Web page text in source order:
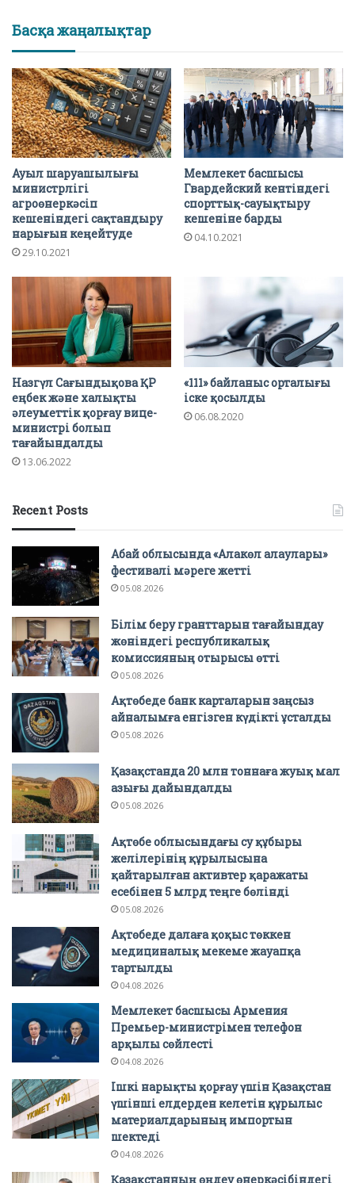
Басқа жаңалықтар
Ауыл шаруашылығы
министрлігі
агроөнеркәсіп
кешеніндегі сақтандыру
нарығын кеңейтуде
29.10.2021
Мемлекет басшысы
Гвардейский кентіндегі
спорттық-сауықтыру
кешеніне барды
04.10.2021
Назгүл Сағындықова ҚР
еңбек және халықты
әлеуметтік қорғау вице-
министрі болып
тағайындалды
13.06.2022
«111» байланыс орталығы
іске қосылды
06.08.2020
Recent Posts
Абай облысында «Алакөл алаулары»
фестивалі мәреге жетті
05.08.2026
Білім беру гранттарын тағайындау
жөніндегі республикалық
комиссияның отырысы өтті
05.08.2026
Ақтөбеде банк карталарын заңсыз
айналымға енгізген күдікті ұсталды
05.08.2026
Қазақстанда 20 млн тоннаға жуық мал
азығы дайындалды
05.08.2026
Ақтөбе облысындағы су құбыры
желілерінің құрылысына
қайтарылған активтер қаражаты
есебінен 5 млрд теңге бөлінді
05.08.2026
Ақтөбеде далаға қоқыс төккен
медициналық мекеме жауапқа
тартылды
04.08.2026
Мемлекет басшысы Армения
Премьер-министрімен телефон
арқылы сөйлесті
04.08.2026
Ішкі нарықты қорғау үшін Қазақстан
үшінші елдерден келетін құрылыс
материалдарының импортын
шектеді
04.08.2026
Қазақстанның өңдеу өнеркәсібіндегі